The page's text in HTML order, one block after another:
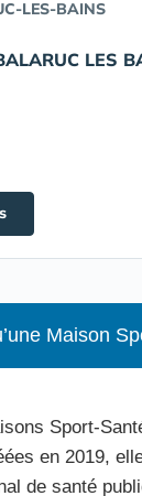
LES-BAINS
LES
Maison
Sport-
en 2019,
de santé